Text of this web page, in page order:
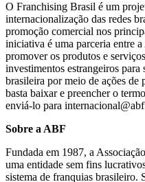
O Franchising Brasil é um
internacionalização das redes
promoção comercial nos
iniciativa é uma parceria entre
promover os produtos e
investimentos estrangeiros para
brasileira por meio de ações de
basta baixar e preencher o
enviá-lo para
Sobre a ABF
Fundada em 1987, a
uma entidade sem fins
sistema de franquias brasileiro.